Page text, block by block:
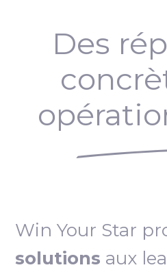
Des
Win Your Star
solutions aux